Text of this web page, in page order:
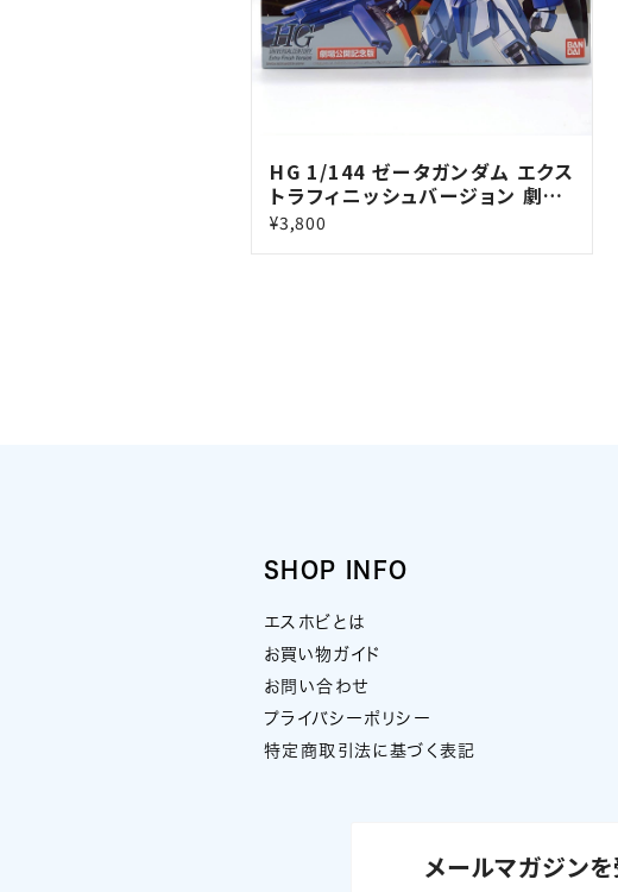
HG 1/144 ゼータガンダム エクス
トラフィニッシュバージョン 劇場
公開記念版
¥3,800
SHOP INFO
エスホビとは
お買い物ガイド
お問い合わせ
プライバシーポリシー
特定商取引法に基づく表記
メールマガジン